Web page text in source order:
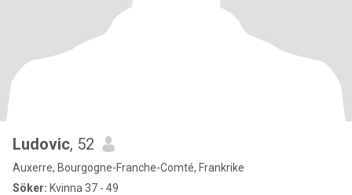
Ludovic, 52
Auxerre, Bourgogne-Franche-Comté, Frankrike
Söker: Kvinna 37 - 49